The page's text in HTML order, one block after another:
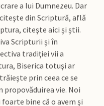
a lui Dumnezeu. Dar
din Scriptură, află
citeşte aici şi ştii.
Scripturii şi în
tradiţiei vii a
Biserica totuşi ar
prin ceea ce se
propovăduirea vie. Noi
bine că o avem şi